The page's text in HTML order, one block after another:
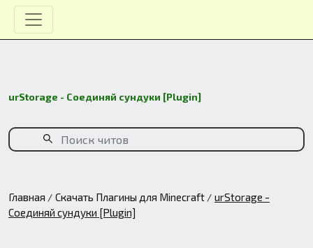
urStorage - Соединяй сундуки [Plugin]
Главная Скачать Плагины для Minecraft
urStorage -
Соединяй сундуки [Plugin]